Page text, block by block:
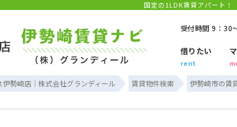
国定の1LDK賃貸アパート！
受付時間 9：
借りたい
rent
勢崎店｜株式会社グランディール 賃貸物件検索 伊勢崎市の賃